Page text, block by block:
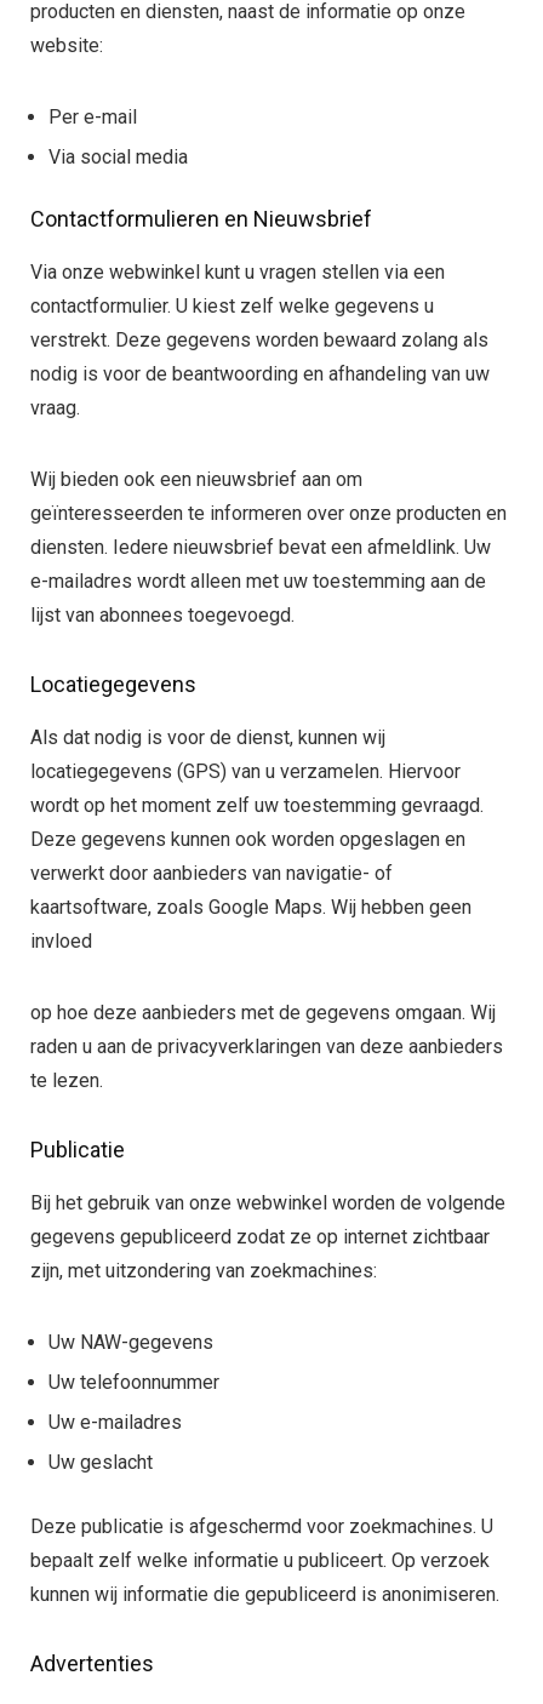
producten en diensten, naast de informatie op onze
website:
Per e-mail
Via social media
Contactformulieren en Nieuwsbrief
Via onze webwinkel kunt u vragen stellen via een
contactformulier. U kiest zelf welke gegevens u
verstrekt. Deze gegevens worden bewaard zolang als
nodig is voor de beantwoording en afhandeling van uw
vraag.
Wij bieden ook een nieuwsbrief aan om
geïnteresseerden te informeren over onze producten en
diensten. Iedere nieuwsbrief bevat een afmeldlink. Uw
e-mailadres wordt alleen met uw toestemming aan de
lijst van abonnees toegevoegd.
Locatiegegevens
Als dat nodig is voor de dienst, kunnen wij
locatiegegevens (GPS) van u verzamelen. Hiervoor
wordt op het moment zelf uw toestemming gevraagd.
Deze gegevens kunnen ook worden opgeslagen en
verwerkt door aanbieders van navigatie- of
kaartsoftware, zoals Google Maps. Wij hebben geen
invloed
op hoe deze aanbieders met de gegevens omgaan. Wij
raden u aan de privacyverklaringen van deze aanbieders
te lezen.
Publicatie
Bij het gebruik van onze webwinkel worden de volgende
gegevens gepubliceerd zodat ze op internet zichtbaar
zijn, met uitzondering van zoekmachines:
Uw NAW-gegevens
Uw telefoonnummer
Uw e-mailadres
Uw geslacht
Deze publicatie is afgeschermd voor zoekmachines. U
bepaalt zelf welke informatie u publiceert. Op verzoek
kunnen wij informatie die gepubliceerd is anonimiseren.
Advertenties